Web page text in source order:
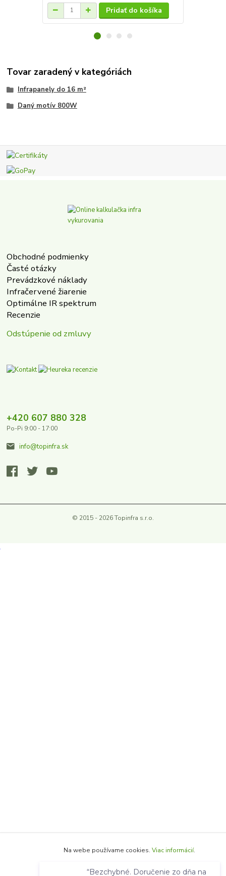
Pridať do košíka
Tovar zaradený v kategóriách
Infrapanely do 16 m²
Daný motív 800W
Obchodné podmienky
Časté otázky
Prevádzkové náklady
Infračervené žiarenie
Optimálne IR spektrum
Recenzie
Odstúpenie od zmluvy
+420 607 880 328
Po-Pi 9:00 - 17:00
info@topinfra.sk
© 2015 - 2026 Topinfra s.r.o.
Na webe používame cookies. Viac informácií.
“Bezchybné. Doručenie zo dňa na